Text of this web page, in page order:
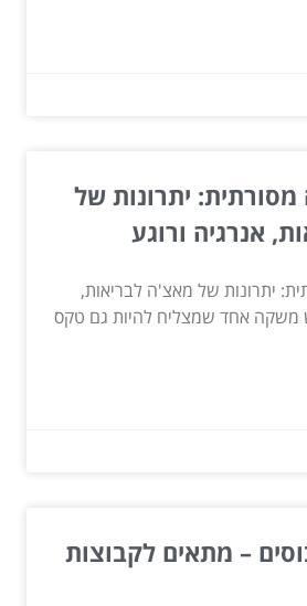
יתרונות של
אנרגיה ורוגע
יתרונות של מאצ'ה לבריאות,
משקה אחד שמצליח להיות גם טקס
– מתאים לקבוצות